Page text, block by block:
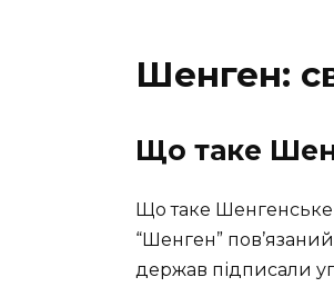
Шенген:
Що таке
Що таке Шенгенське
“Шенген”
держав підписали